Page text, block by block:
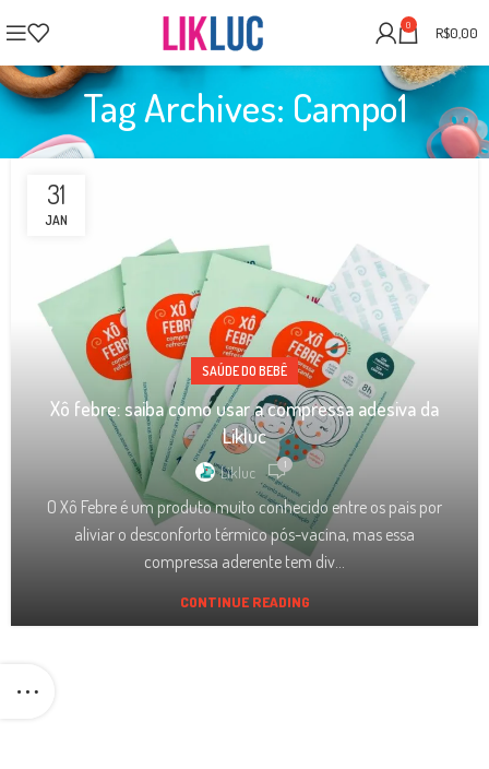
0 R$0,00
Tag Archives: Campo1
31
JAN
SAÚDE DO BEBÊ
Xô febre: saiba como usar a compressa adesiva da
Likluc
Likluc 1
O Xô Febre é um produto muito conhecido entre os pais por
aliviar o desconforto térmico pós-vacina, mas essa
compressa aderente tem div...
CONTINUE READING